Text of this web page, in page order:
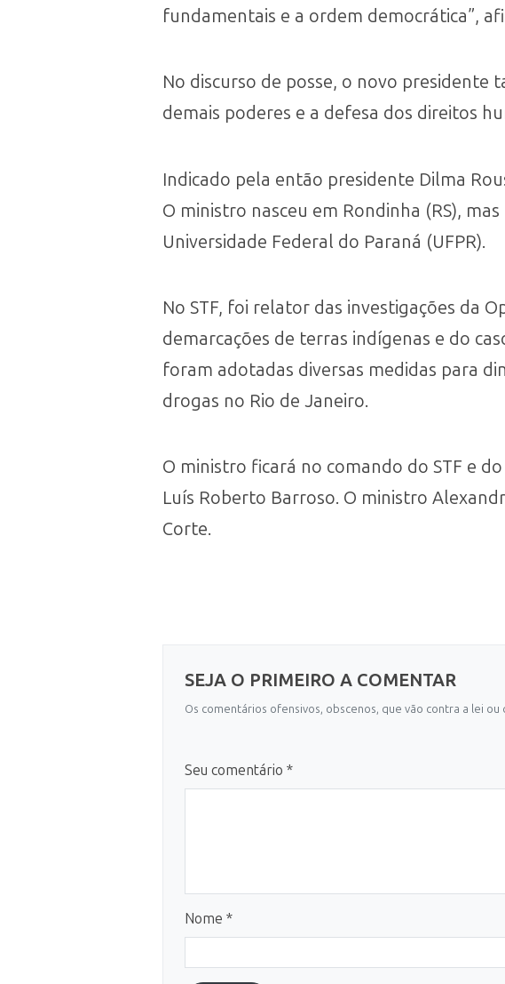
fundamentais e a ordem democrática”,
No discurso de posse, o novo presidente
demais poderes e a defesa dos direitos
Indicado pela então presidente Dilma
O ministro nasceu em Rondinha (RS),
Universidade Federal do Paraná (UFPR).
No STF, foi relator das investigações da
demarcações de terras indígenas e do
foram adotadas diversas medidas para
drogas no Rio de Janeiro.
O ministro ficará no comando do STF e
Luís Roberto Barroso. O ministro
Corte.
SEJA O PRIMEIRO A COMENTAR
Os comentários ofensivos, obscenos, que vão contra a lei
Seu comentário *
Nome *